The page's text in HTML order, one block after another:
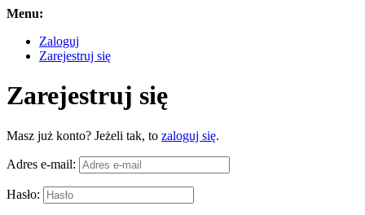
Menu:
Zaloguj
Zarejestruj się
Zarejestruj się
Masz już konto? Jeżeli tak, to zaloguj się.
Adres e-mail:
Hasło: